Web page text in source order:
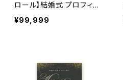
ロール】結婚式 プロフィー
ルブック
¥99,999